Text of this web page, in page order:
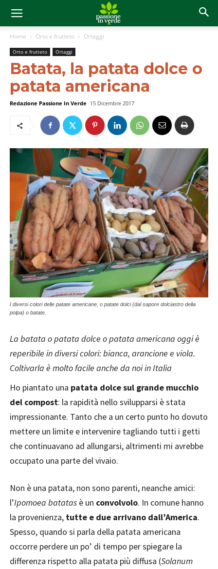
Home Orto e frutteto Ortaggi
Orto e frutteto Ortaggi
Batata, la patata dolce o
patata americana
Redazione Passione In Verde 15 Dicembre 2017
I diversi colori delle patate americane, o patate dolci (dal sapore dolciastro della
polpa) o batate.
La batata o patata dolce o patata americana oggi è
reperibile in diversi colori: bianca, arancione e viola.
Coltivarla è molto facile anche da noi in Italia
Ho piantato una patata dolce sul grande mucchio
del compost: la rapidità nello svilupparsi è stata
impressionante. Tanto che a un certo punto ho dovuto
mettere un limite e intervenire tagliando tutti i getti
che continuavano ad allungarsi, altrimenti mi avrebbe
occupato una parte del vivaio.
Non è una patata, non sono parenti, neanche amici:
l’Ipomoea batatas è un convolvolo. In comune hanno
la provenienza, tutte e due arrivano dall’America.
Spesso, quando si parla della patata americana
occorre perdere un po’ di tempo per spiegare la
differenza rispetto alla patata più diffusa (Solanum